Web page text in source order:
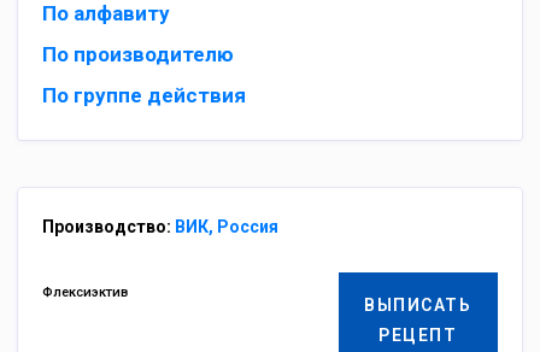
По алфавиту
По производителю
По группе действия
Производство: ВИК, Россия
ВЫПИСАТЬ
РЕЦЕПТ
Флексиэктив